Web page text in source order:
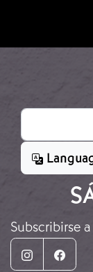
Buscar
Subscribirse
Instagram